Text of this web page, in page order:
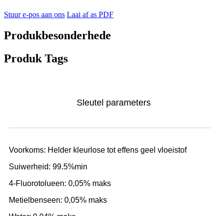
Stuur e-pos aan ons Laai af as PDF
Produkbesonderhede
Produk Tags
Sleutel parameters
Voorkoms: Helder kleurlose tot effens geel vloeistof
Suiwerheid: 99.5%min
4-Fluorotolueen: 0,05% maks
Metielbenseen: 0,05% maks